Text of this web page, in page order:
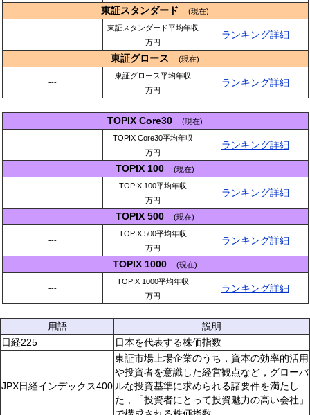
東証スタンダード (現在)
---
東証スタンダード平均年収
万円
ランキング詳細
東証グロース (現在)
---
東証グロース平均年収
万円
ランキング詳細
TOPIX Core30 (現在)
---
TOPIX Core30平均年収
万円
ランキング詳細
TOPIX 100 (現在)
---
TOPIX 100平均年収
万円
ランキング詳細
TOPIX 500 (現在)
---
TOPIX 500平均年収
万円
ランキング詳細
TOPIX 1000 (現在)
---
TOPIX 1000平均年収
万円
ランキング詳細
用語
説明
日経225
日本を代表する株価指数
JPX日経インデックス400
東証市場上場企業のうち，資本の効率的活用
や投資者を意識した経営観点など，グローバ
ルな投資基準に求められる諸要件を満たし
た，「投資者にとって投資魅力の高い会社」